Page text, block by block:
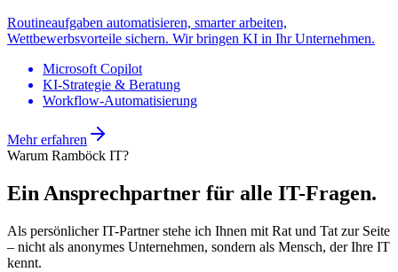
Microsoft Copilot
KI-Strategie & Beratung
Workflow-Automatisierung
Warum Ramböck IT?
Ein Ansprechpartner für alle IT-Fragen.
Als persönlicher IT-Partner stehe ich Ihnen mit Rat und Tat zur Seite
– nicht als anonymes Unternehmen, sondern als Mensch, der Ihre IT
kennt.